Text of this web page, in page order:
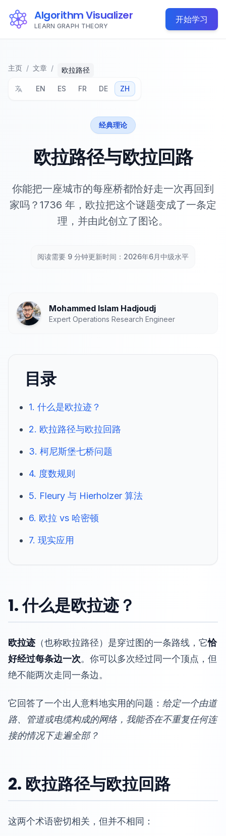
Algorithm Visualizer
LEARN GRAPH THEORY
开始学习
主页 / 文章 / 欧拉路径
EN ES FR DE ZH
经典理论
欧拉路径与欧拉回路
你能把一座城市的每座桥都恰好走一次再回到
家吗？1736 年，欧拉把这个谜题变成了一条定
理，并由此创立了图论。
阅读需要 9 分钟更新时间：2026年6月中级水平
Mohammed Islam Hadjoudj
Expert Operations Research Engineer
目录
1. 什么是欧拉迹？
2. 欧拉路径与欧拉回路
3. 柯尼斯堡七桥问题
4. 度数规则
5. Fleury 与 Hierholzer 算法
6. 欧拉 vs 哈密顿
7. 现实应用
1. 什么是欧拉迹？
欧拉迹 （也称欧拉路径）是穿过图的一条路线，它恰
好经过每条边一次。你可以多次经过同一个顶点，但
绝不能两次走同一条边。
它回答了一个出人意料地实用的问题： 给定一个由道
路、管道或电缆构成的网络，我能否在不重复任何连
接的情况下走遍全部？
2. 欧拉路径与欧拉回路
这两个术语密切相关，但并不相同：